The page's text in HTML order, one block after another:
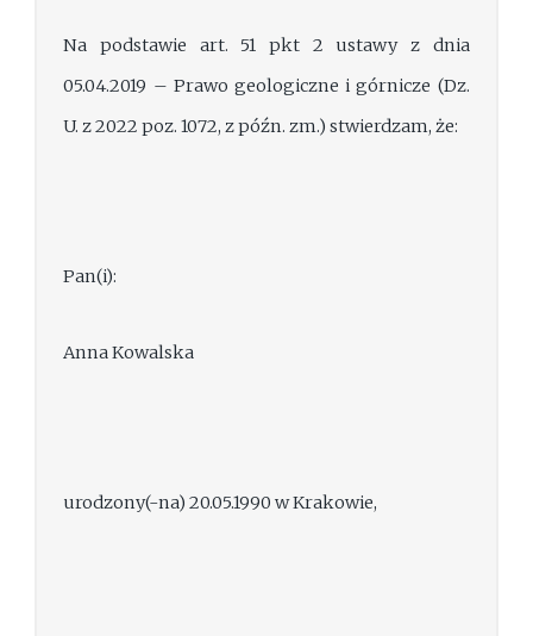
Na podstawie art. 51 pkt 2 ustawy z dnia
05.04.2019 – Prawo geologiczne i górnicze (Dz.
U. z 2022 poz. 1072, z późn. zm.) stwierdzam, że:
Pan(i):
Anna Kowalska
urodzony(-na) 20.05.1990 w Krakowie,